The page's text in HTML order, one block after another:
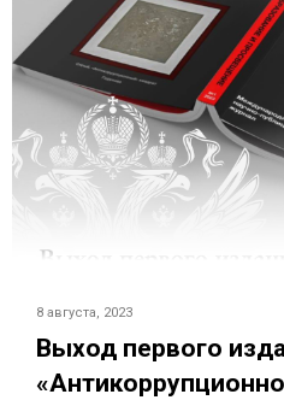
8 августа, 2023
Выход первого